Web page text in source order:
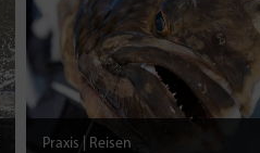
Praxis | Reisen